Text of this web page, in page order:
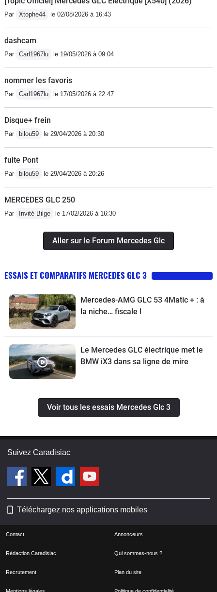
Par Xtophe44 le 02/08/2026 à 16:43
dashcam
Par Carl1967lu le 19/05/2026 à 09:04
nommer les favoris
Par Carl1967lu le 17/05/2026 à 22:47
Disque+ frein
Par bilou59 le 29/04/2026 à 20:30
fuite Pont
Par bilou59 le 29/04/2026 à 20:26
MERCEDES GLC 250
Par Invité Bilge le 17/02/2026 à 16:30
Aller sur le Forum Mercedes Glc
ESSAIS ET COMPARATIFS MERCEDES GLC 3
Mercedes-AMG GLC 53 4Matic + : à
la niche… fiscale !
Le Mercedes GLC électrique met le
BMW iX3 dans sa ligne de mire
Voir tous les essais Mercedes Glc 3
Suivez Caradisiac
Téléchargez nos applications mobiles
Contact Annonceurs
Rédaction Caradisiac Qui sommes-nous ?
Recrutement Plan du site